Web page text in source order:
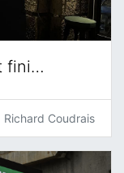
fini…
Richard Coudrais